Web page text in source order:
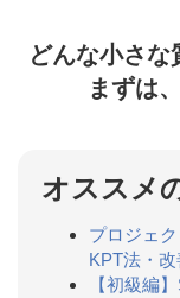
どんな小さな
まずは
オススメ
プロジェ
KPT法・改
【初級編